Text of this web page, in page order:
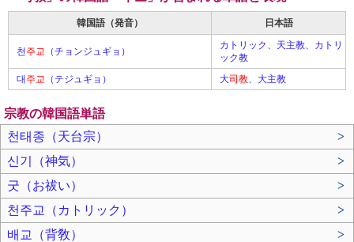
韓国語（発音） 日本語
천 주교 （チョンジュギョ）
カトリック、天主教、カトリ
ック教
대 주교 （テジュギョ） 大司教、大主教
宗教の韓国語単語
천태종（天台宗）
>
신기（神気）
>
굿（お祓い）
>
천주교（カトリック）
>
배교（背敎）
>